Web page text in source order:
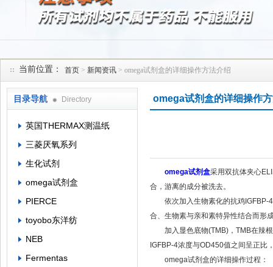
当前位置： 首页 > 新闻资讯 > omega试剂盒的详细操作方法介绍
目录导航 Directory
英国THERMAX测温纸
三菱厌氧系列
生化试剂
omega试剂盒
PIERCE
toyobo东洋纺
NEB
Fermentas
omega试剂盒的详细操作
omega试剂盒采用双抗体夹心
合，游离的成分被洗去。
依次加入生物素化的抗鸡IGFBP-4
合、生物素与亲和素特异性结合而形
加入显色底物(TMB)，TMB在辣根
IGFBP-4浓度与OD450值之间呈正比
omega试剂盒的详细操作过程：